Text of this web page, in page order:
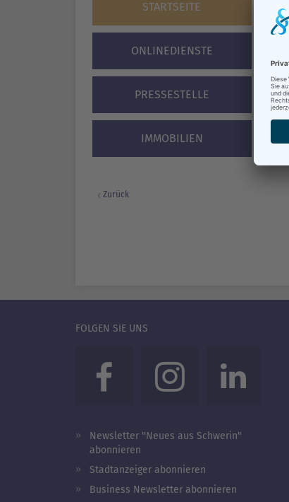
STARTSEITE
ONLINEDIENSTE
PRESSESTELLE
IMMOBILIEN
Zurück
FOLGEN SIE UNS
Newsletter "Neues aus Schwerin"
abonnieren
Stadtanzeiger abonnieren
Business Newsletter abonnieren